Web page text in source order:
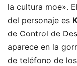
la cultura moe».
del personaje es
de Control de
aparece en la
de teléfono de